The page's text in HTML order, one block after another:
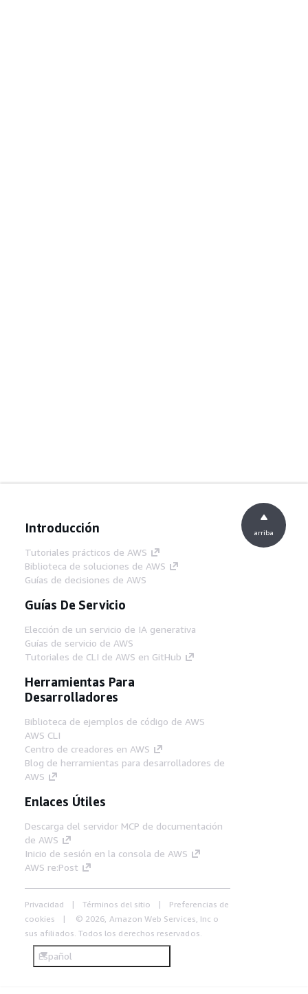
Introducción
Tutoriales prácticos de AWS
Biblioteca de soluciones de AWS
Guías de decisiones de AWS
Guías De Servicio
Elección de un servicio de IA generativa
Guías de servicio de AWS
Tutoriales de CLI de AWS en GitHub
Herramientas Para
Desarrolladores
Biblioteca de ejemplos de código de AWS
AWS CLI
Centro de creadores en AWS
Blog de herramientas para desarrolladores de
AWS
Enlaces Útiles
Descarga del servidor MCP de documentación
de AWS
Inicio de sesión en la consola de AWS
AWS re:Post
Privacidad Términos del sitio
Preferencias de
cookies
© 2026, Amazon Web Services, Inc o
sus afiliados. Todos los derechos reservados.
Español
arriba